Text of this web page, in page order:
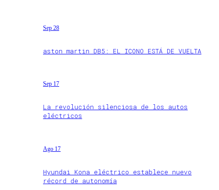
Sep 28
aston martin DB5: EL ICONO ESTÁ DE VUELTA
Sep 17
La revolución silenciosa de los autos
eléctricos
Ago 17
Hyundai Kona eléctrico establece nuevo
récord de autonomía